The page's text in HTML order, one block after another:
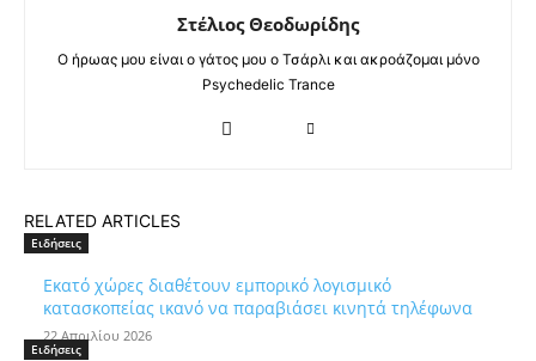
Στέλιος Θεοδωρίδης
Ο ήρωας μου είναι ο γάτος μου ο Τσάρλι και ακροάζομαι μόνο
Psychedelic Trance
RELATED ARTICLES
Ειδήσεις
Εκατό χώρες διαθέτουν εμπορικό λογισμικό
κατασκοπείας ικανό να παραβιάσει κινητά τηλέφωνα
22 Απριλίου 2026
Ειδήσεις